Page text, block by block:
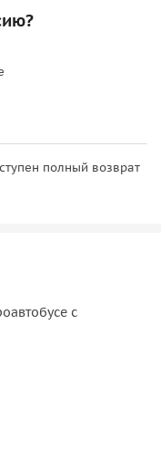
полный возврат
с